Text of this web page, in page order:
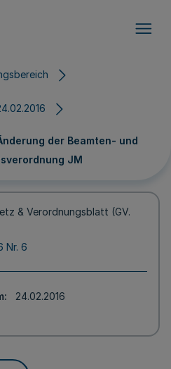
der Beamten- und
JM
& Verordnungsblatt (GV.
Nr. 6
24.02.2016